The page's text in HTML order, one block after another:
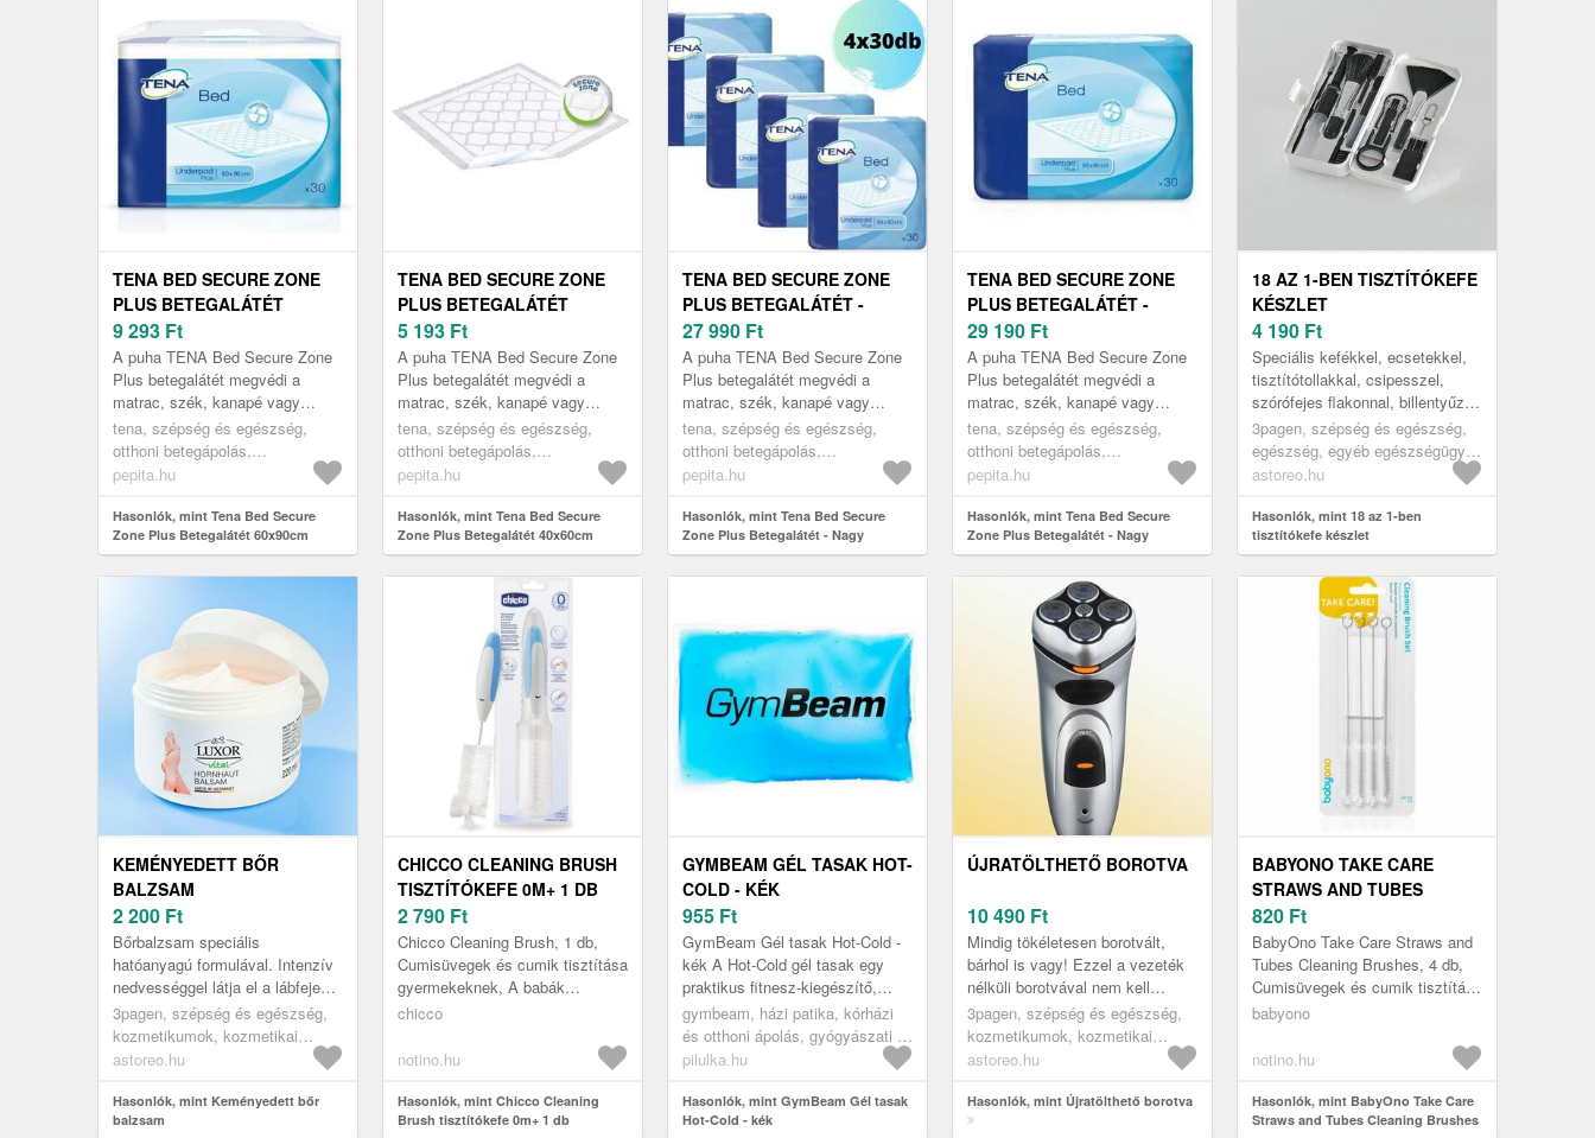
TENA BED SECURE ZONE
PLUS BETEGALÁTÉT
60X90CM (30DB)
9 293 Ft
A puha TENA Bed Secure Zone
Plus betegalátét megvédi a
matrac, szék, kanapé vagy
kerekesszék felületét, ha
akaratlan vizeletvesztés vagy
ágybavizel...
tena, szépség és egészség,
otthoni betegápolás,
betegalátétek
pepita.hu
Hasonlók, mint Tena Bed Secure
Zone Plus Betegalátét 60x90cm
(30db)
TENA BED SECURE ZONE
PLUS BETEGALÁTÉT
40X60CM (30DB)
5 193 Ft
A puha TENA Bed Secure Zone
Plus betegalátét megvédi a
matrac, szék, kanapé vagy
kerekesszék felületét, ha
akaratlan vizeletvesztés vagy
ágybavizel...
tena, szépség és egészség,
otthoni betegápolás,
betegalátétek
pepita.hu
Hasonlók, mint Tena Bed Secure
Zone Plus Betegalátét 40x60cm
(30db)
TENA BED SECURE ZONE
PLUS BETEGALÁTÉT -
NAGY KISZERELÉS
60X60CM (4X30DB)
27 990 Ft
A puha TENA Bed Secure Zone
Plus betegalátét megvédi a
matrac, szék, kanapé vagy
kerekesszék felületét, ha
akaratlan vizeletvesztés vagy
ágybavizel...
tena, szépség és egészség,
otthoni betegápolás,
betegalátétek
pepita.hu
Hasonlók, mint Tena Bed Secure
Zone Plus Betegalátét - Nagy
kiszerelés 60x60cm (4x30db)
TENA BED SECURE ZONE
PLUS BETEGALÁTÉT -
NAGY KISZERELÉS
40X60CM (6X30DB)
29 190 Ft
A puha TENA Bed Secure Zone
Plus betegalátét megvédi a
matrac, szék, kanapé vagy
kerekesszék felületét, ha
akaratlan vizeletvesztés vagy
ágybavizel...
tena, szépség és egészség,
otthoni betegápolás,
betegalátétek
pepita.hu
Hasonlók, mint Tena Bed Secure
Zone Plus Betegalátét - Nagy
kiszerelés 40x60cm (6x30db)
18 AZ 1-BEN TISZTÍTÓKEFE
KÉSZLET
4 190 Ft
Speciális kefékkel, ecsetekkel,
tisztítótollakkal, csipesszel,
szórófejes flakonnal, billentyűzet-
eltávolítóval és egyéb
eszközökkel.
3pagen, szépség és egészség,
egészség, egyéb egészségügyi
segédeszközök
astoreo.hu
Hasonlók, mint 18 az 1-ben
tisztítókefe készlet
KEMÉNYEDETT BŐR
BALZSAM
2 200 Ft
Bőrbalzsam speciális
hatóanyagú formulával. Intenzív
nedvességgel látja el a lábfejen,
könyéken, kézen stb. lévő
szaruréteget, és újból puhává és
r...
3pagen, szépség és egészség,
kozmetikumok, kozmetikai
segédeszközök
astoreo.hu
Hasonlók, mint Keményedett bőr
balzsam
CHICCO CLEANING BRUSH
TISZTÍTÓKEFE 0M+ 1 DB
2 790 Ft
Chicco Cleaning Brush, 1 db,
Cumisüvegek és cumik tisztítása
gyermekeknek, A babák
cumisüvegjeit és cumijait
használata nél...
chicco
notino.hu
Hasonlók, mint Chicco Cleaning
Brush tisztítókefe 0m+ 1 db
GYMBEAM GÉL TASAK HOT-
COLD - KÉK
955 Ft
GymBeam Gél tasak Hot-Cold -
kék A Hot-Cold gél tasak egy
praktikus fitnesz-kiegészítő,
amely nem hiányozhat a
sportfelszerelésből. A tasak
igény s...
gymbeam, házi patika, kórházi
és otthoni ápolás, gyógyászati ​​
segédeszközök, speciális
párnák
pilulka.hu
Hasonlók, mint GymBeam Gél tasak
Hot-Cold - kék
ÚJRATÖLTHETŐ BOROTVA
10 490 Ft
Mindig tökéletesen borotvált,
bárhol is vagy! Ezzel a vezeték
nélküli borotvával nem kell
konnektortól és adaptertől
függenie. Az 5 forgatható fejj...
3pagen, szépség és egészség,
kozmetikumok, kozmetikai
segédeszközök
astoreo.hu
Hasonlók, mint Újratölthető borotva
BABYONO TAKE CARE
STRAWS AND TUBES
CLEANING BRUSHES
TISZTÍTÓKEFE 4 DB
820 Ft
BabyOno Take Care Straws and
Tubes Cleaning Brushes, 4 db,
Cumisüvegek és cumik tisztítása
gyermekeknek, A babák
speciáli...
babyono
notino.hu
Hasonlók, mint BabyOno Take Care
Straws and Tubes Cleaning Brushes